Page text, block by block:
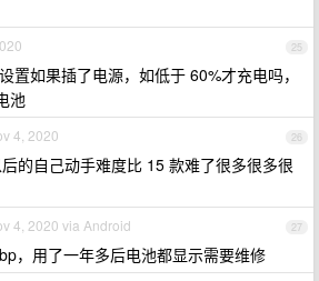
25
置如果插了电源，如低于 60%才充电吗，
池
26
4, 2020
的自己动手难度比 15 款难了很多很多很
27
4, 2020 via Android
，用了一年多后电池都显示需要维修